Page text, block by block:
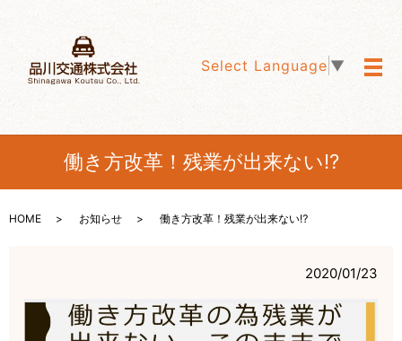
Select Language ▼
メ
働き方改革！残業が出来ない⁉️
HOME お知らせ 働き方改革！残業が出来ない⁉️
2020/01/23